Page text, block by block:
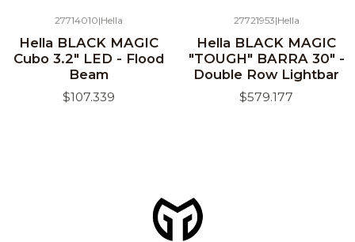
27714010|Hella
Hella BLACK MAGIC
Cubo 3.2" LED - Flood
Beam
$107.339
27721953|Hella
Hella BLACK MAGIC
"TOUGH" BARRA 30" -
Double Row Lightbar
$579.177